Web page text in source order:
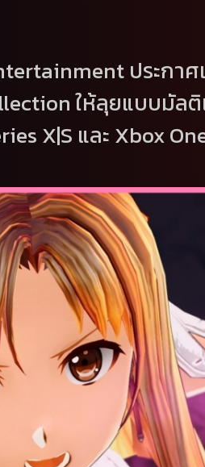
ประกา
ให้ลุยแบบมัล
X|S และ Xbox